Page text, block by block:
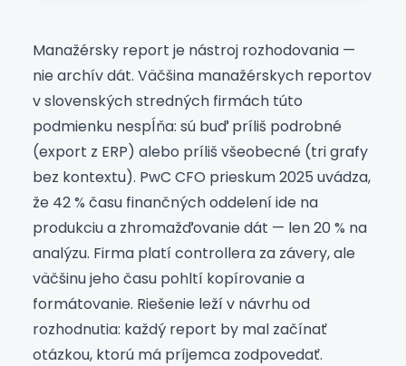
Manažérsky report je nástroj rozhodovania —
nie archív dát. Väčšina manažérskych reportov
v slovenských stredných firmách túto
podmienku nespĺňa: sú buď príliš podrobné
(export z ERP) alebo príliš všeobecné (tri grafy
bez kontextu). PwC CFO prieskum 2025 uvádza,
že 42 % času finančných oddelení ide na
produkciu a zhromažďovanie dát — len 20 % na
analýzu. Firma platí controllera za závery, ale
väčšinu jeho času pohltí kopírovanie a
formátovanie. Riešenie leží v návrhu od
rozhodnutia: každý report by mal začínať
otázkou, ktorú má príjemca zodpovedať.